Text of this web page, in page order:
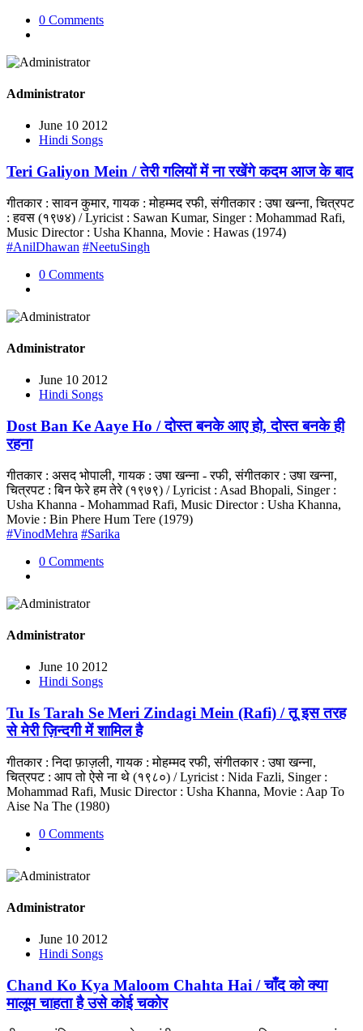
0 Comments
Administrator
June 10 2012
Hindi Songs
Teri Galiyon Mein / तेरी गलियों में ना रखेंगे कदम आज के बाद
गीतकार : सावन कुमार, गायक : मोहम्मद रफी, संगीतकार : उषा खन्ना, चित्रपट
: हवस (१९७४) / Lyricist : Sawan Kumar, Singer : Mohammad Rafi,
Music Director : Usha Khanna, Movie : Hawas (1974)
#AnilDhawan #NeetuSingh
0 Comments
Administrator
June 10 2012
Hindi Songs
Dost Ban Ke Aaye Ho / दोस्त बनके आए हो, दोस्त बनके ही
रहना
गीतकार : असद भोपाली, गायक : उषा खन्ना - रफी, संगीतकार : उषा खन्ना,
चित्रपट : बिन फेरे हम तेरे (१९७९) / Lyricist : Asad Bhopali, Singer :
Usha Khanna - Mohammad Rafi, Music Director : Usha Khanna,
Movie : Bin Phere Hum Tere (1979)
#VinodMehra #Sarika
0 Comments
Administrator
June 10 2012
Hindi Songs
Tu Is Tarah Se Meri Zindagi Mein (Rafi) / तू इस तरह
से मेरी ज़िन्दगी में शामिल है
गीतकार : निदा फ़ाज़ली, गायक : मोहम्मद रफी, संगीतकार : उषा खन्ना,
चित्रपट : आप तो ऐसे ना थे (१९८०) / Lyricist : Nida Fazli, Singer :
Mohammad Rafi, Music Director : Usha Khanna, Movie : Aap To
Aise Na The (1980)
0 Comments
Administrator
June 10 2012
Hindi Songs
Chand Ko Kya Maloom Chahta Hai / चाँद को क्या
मालूम चाहता है उसे कोई चकोर